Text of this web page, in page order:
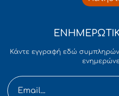
Κάντε εγγραφή εδώ